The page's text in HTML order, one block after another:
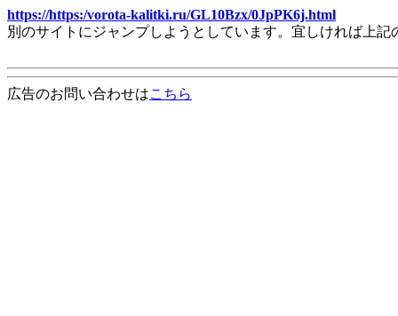
https://https:/vorota-kalitki.ru/GL10Bzx/0JpPK6j.html
別のサイトにジャンプしようとしています。宜しければ上
広告のお問い合わせはこちら